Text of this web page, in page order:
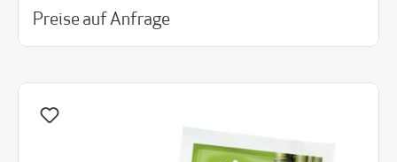
Preise auf Anfrage